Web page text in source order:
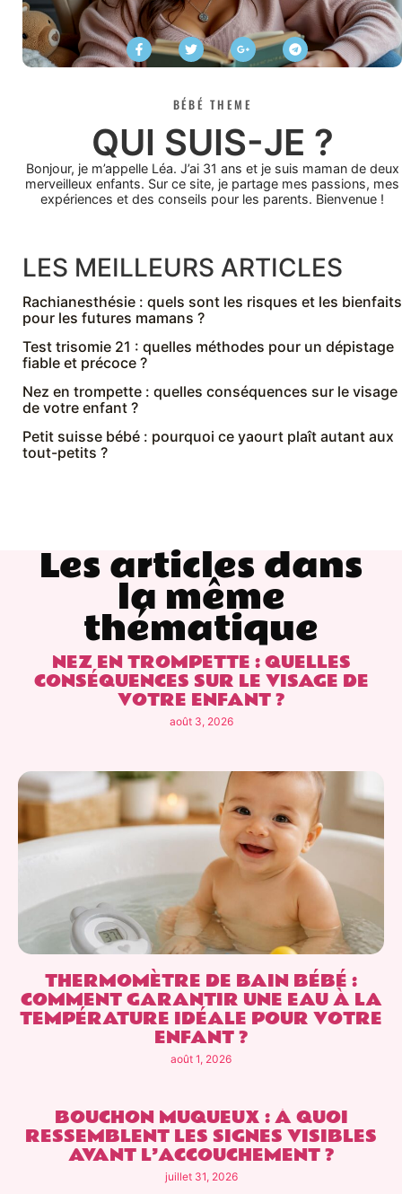
BÉBÉ THEME
QUI SUIS-JE ?
Bonjour, je m’appelle Léa. J’ai 31 ans et je suis maman de deux
merveilleux enfants. Sur ce site, je partage mes passions, mes
expériences et des conseils pour les parents. Bienvenue !
LES MEILLEURS ARTICLES
Rachianesthésie : quels sont les risques et les bienfaits
pour les futures mamans ?
Test trisomie 21 : quelles méthodes pour un dépistage
fiable et précoce ?
Nez en trompette : quelles conséquences sur le visage
de votre enfant ?
Petit suisse bébé : pourquoi ce yaourt plaît autant aux
tout-petits ?
Les articles dans
la même
thématique
NEZ EN TROMPETTE : QUELLES
CONSÉQUENCES SUR LE VISAGE DE
VOTRE ENFANT ?
août 3, 2026
THERMOMÈTRE DE BAIN BÉBÉ :
COMMENT GARANTIR UNE EAU À LA
TEMPÉRATURE IDÉALE POUR VOTRE
ENFANT ?
août 1, 2026
BOUCHON MUQUEUX : À QUOI
RESSEMBLENT LES SIGNES VISIBLES
AVANT L’ACCOUCHEMENT ?
juillet 31, 2026